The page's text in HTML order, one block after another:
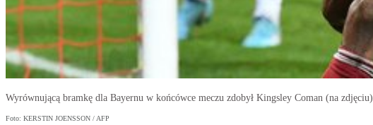
Wyrównującą bramkę dla Bayernu w końcówce meczu zdobył Kingsley Coman (na zdjęciu)
Foto: KERSTIN JOENSSON / AFP